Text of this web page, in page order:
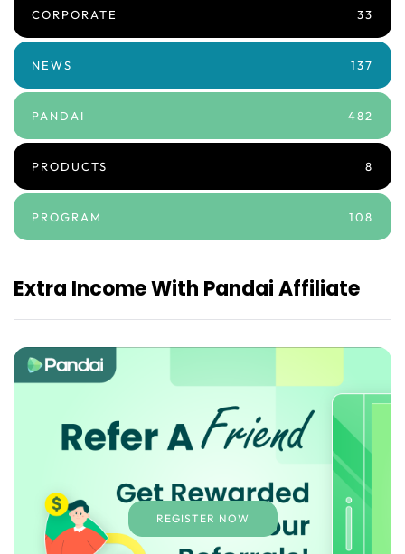
CORPORATE 33
NEWS 137
PANDAI 482
PRODUCTS 8
PROGRAM 108
Extra Income With Pandai Affiliate
REGISTER NOW